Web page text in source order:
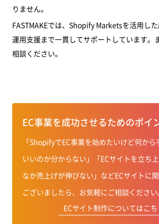
りません。
FASTMAKEでは、Shopify Marketsを活用し
運用支援まで一貫してサポートしています。
相談ください。
EC事業を成功させるためのポイ
「ShopifyでEC事業を始めたいけど何か
いいのか分からない」「ECサイトを立ち
なか売上げが伸びない」などECサイトに
ございましたら、お気軽にご相談ください
ECサイト制作についてはこち